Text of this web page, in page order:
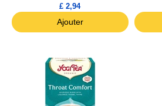
£ 2,94
Ajouter